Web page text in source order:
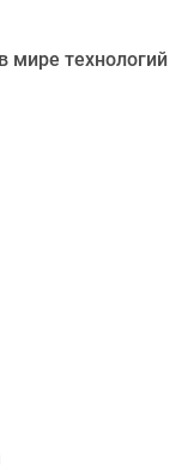
мире технологий